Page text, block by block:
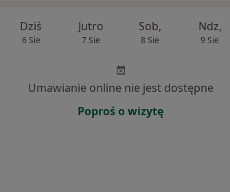
Dziś
6 Sie
Jutro
7 Sie
Sob,
8 Sie
Ndz,
9 Sie
Umawianie online nie jest dostępne
Poproś o wizytę